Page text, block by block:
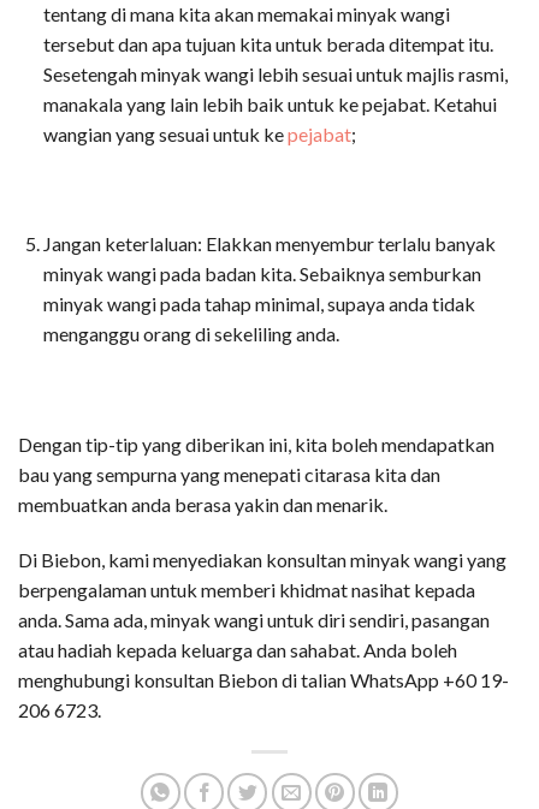
tentang di mana kita akan memakai minyak wangi
tersebut dan apa tujuan kita untuk berada ditempat itu.
Sesetengah minyak wangi lebih sesuai untuk majlis rasmi,
manakala yang lain lebih baik untuk ke pejabat. Ketahui
wangian yang sesuai untuk kepejabat;
Jangan keterlaluan: Elakkan menyembur terlalu banyak
minyak wangi pada badan kita. Sebaiknya semburkan
minyak wangi pada tahap minimal, supaya anda tidak
menganggu orang di sekeliling anda.
Dengan tip-tip yang diberikan ini, kita boleh mendapatkan
bau yang sempurna yang menepati citarasa kita dan
membuatkan anda berasa yakin dan menarik.
Di Biebon, kami menyediakan konsultan minyak wangi yang
berpengalaman untuk memberi khidmat nasihat kepada
anda. Sama ada, minyak wangi untuk diri sendiri, pasangan
atau hadiah kepada keluarga dan sahabat. Anda boleh
menghubungi konsultan Biebon di talian WhatsApp +60 19-
206 6723.